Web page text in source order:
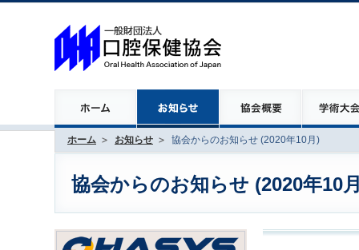
ホーム お知らせ 協会からのお知らせ (2020年10月)
協会からのお知らせ (2020年10